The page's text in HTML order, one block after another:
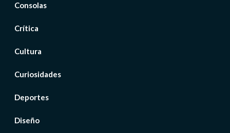
Consolas
Crítica
Cultura
Curiosidades
Deportes
Diseño